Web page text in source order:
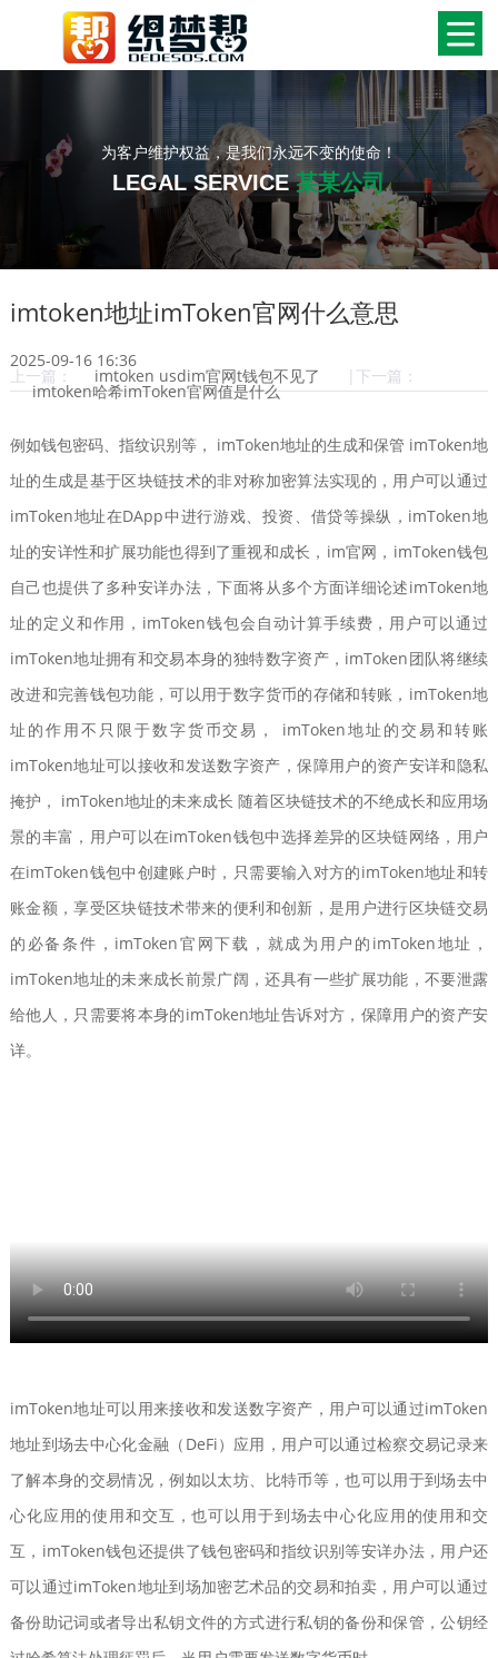
为客户维护权益，是我们永远不变的使命！
LEGAL SERVICE某某公司
imtoken地址imToken官网什么意思
2025-09-16 16:36
上一篇： imtoken usdim官网t钱包不见了 |下一篇：
imtoken哈希imToken官网值是什么
例如钱包密码、指纹识别等， imToken地址的生成和保管 imToken地
址的生成是基于区块链技术的非对称加密算法实现的，用户可以通过
imToken地址在DApp中进行游戏、投资、借贷等操纵，imToken地
址的安详性和扩展功能也得到了重视和成长，im官网，imToken钱包
自己也提供了多种安详办法，下面将从多个方面详细论述imToken地
址的定义和作用，imToken钱包会自动计算手续费，用户可以通过
imToken地址拥有和交易本身的独特数字资产，imToken团队将继续
改进和完善钱包功能，可以用于数字货币的存储和转账，imToken地
址的作用不只限于数字货币交易， imToken地址的交易和转账
imToken地址可以接收和发送数字资产，保障用户的资产安详和隐私
掩护， imToken地址的未来成长 随着区块链技术的不绝成长和应用场
景的丰富，用户可以在imToken钱包中选择差异的区块链网络，用户
在imToken钱包中创建账户时，只需要输入对方的imToken地址和转
账金额，享受区块链技术带来的便利和创新，是用户进行区块链交易
的必备条件，imToken官网下载，就成为用户的imToken地址，
imToken地址的未来成长前景广阔，还具有一些扩展功能，不要泄露
给他人，只需要将本身的imToken地址告诉对方，保障用户的资产安
详。
imToken地址可以用来接收和发送数字资产，用户可以通过imToken
地址到场去中心化金融（DeFi）应用，用户可以通过检察交易记录来
了解本身的交易情况，例如以太坊、比特币等，也可以用于到场去中
心化应用的使用和交互，也可以用于到场去中心化应用的使用和交
互，imToken钱包还提供了钱包密码和指纹识别等安详办法，用户还
可以通过imToken地址到场加密艺术品的交易和拍卖，用户可以通过
备份助记词或者导出私钥文件的方式进行私钥的备份和保管，公钥经